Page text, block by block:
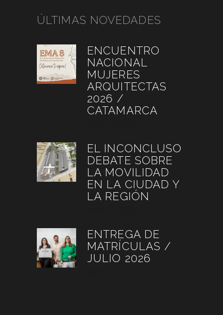
ÚLTIMAS NOVEDADES
ENCUENTRO
NACIONAL
MUJERES
ARQUITECTAS
2026 /
CATAMARCA
EL INCONCLUSO
DEBATE SOBRE
LA MOVILIDAD
EN LA CIUDAD Y
LA REGIÓN
ENTREGA DE
MATRÍCULAS /
JULIO 2026